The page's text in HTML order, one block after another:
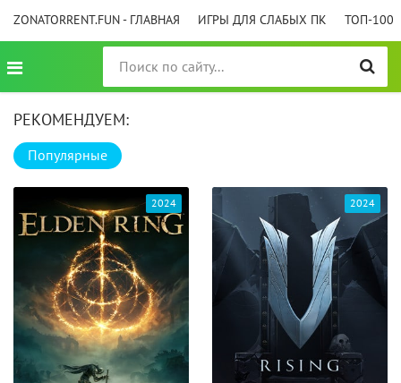
ZONATORRENT.FUN - ГЛАВНАЯ ИГРЫ ДЛЯ СЛАБЫХ ПК ТОП-100
РЕКОМЕНДУЕМ:
Популярные
2024 2024